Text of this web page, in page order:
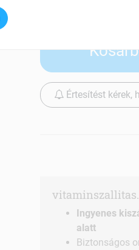
Értesítést kérek,
Ingyenes
alatt
Biztonságos